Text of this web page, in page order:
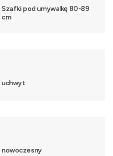
Szafki pod umywalkę 80-89
cm
uchwyt
nowoczesny